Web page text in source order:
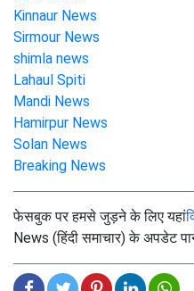
Kinnaur News
Sirmour News
shimla news
Lahaul Spiti
Mandi News
Hamirpur News
Solan News
Breaking News
फेसबुक पर हमसे जुड़ने के लिए यहां
News (हिंदी समाचार) के अपडेट